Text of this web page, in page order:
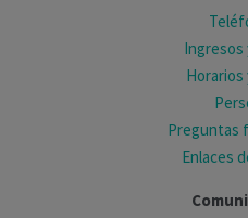
Ingresos
Horarios
Preguntas
Enlaces